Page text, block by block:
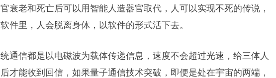
衰老和死亡后可以用智能人造器官取代，人可以实现不死的传说，
件里，人会脱离身体，以软件的形式活下去。
通信都是以电磁波为载体传递信息，速度不会超过光速，给三体人
才能收到回信，如果量子通信技术突破，即便是处在宇宙的两端，